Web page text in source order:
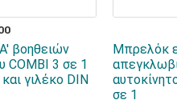
βοηθειών
COMBI 3 σε 1
γιλέκο DIN
Μπρελόκ
σε 1